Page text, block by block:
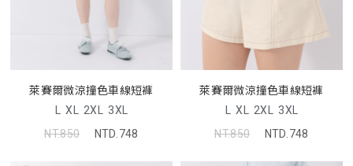
萊賽爾微涼撞色車線短褲
L XL 2XL 3XL
NT.850
NTD.748
萊賽爾微涼撞色車線短褲
L XL 2XL 3XL
NT.850
NTD.748